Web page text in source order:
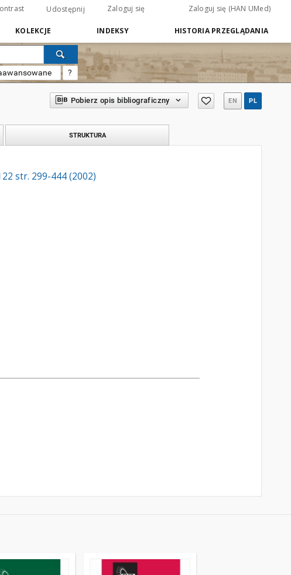
Udostępnij Zaloguj się Zaloguj się (HAN UMed)
KOLEKCJE INDEKSY HISTORIA PRZEGLĄDANIA
?
Pobierz opis bibliograficzny EN PL
STRUKTURA
str. 299-444 (2002)